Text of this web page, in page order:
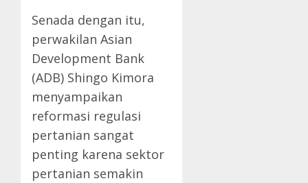
Senada dengan itu,
perwakilan Asian
Development Bank
(ADB) Shingo Kimora
menyampaikan
reformasi regulasi
pertanian sangat
penting karena sektor
pertanian semakin